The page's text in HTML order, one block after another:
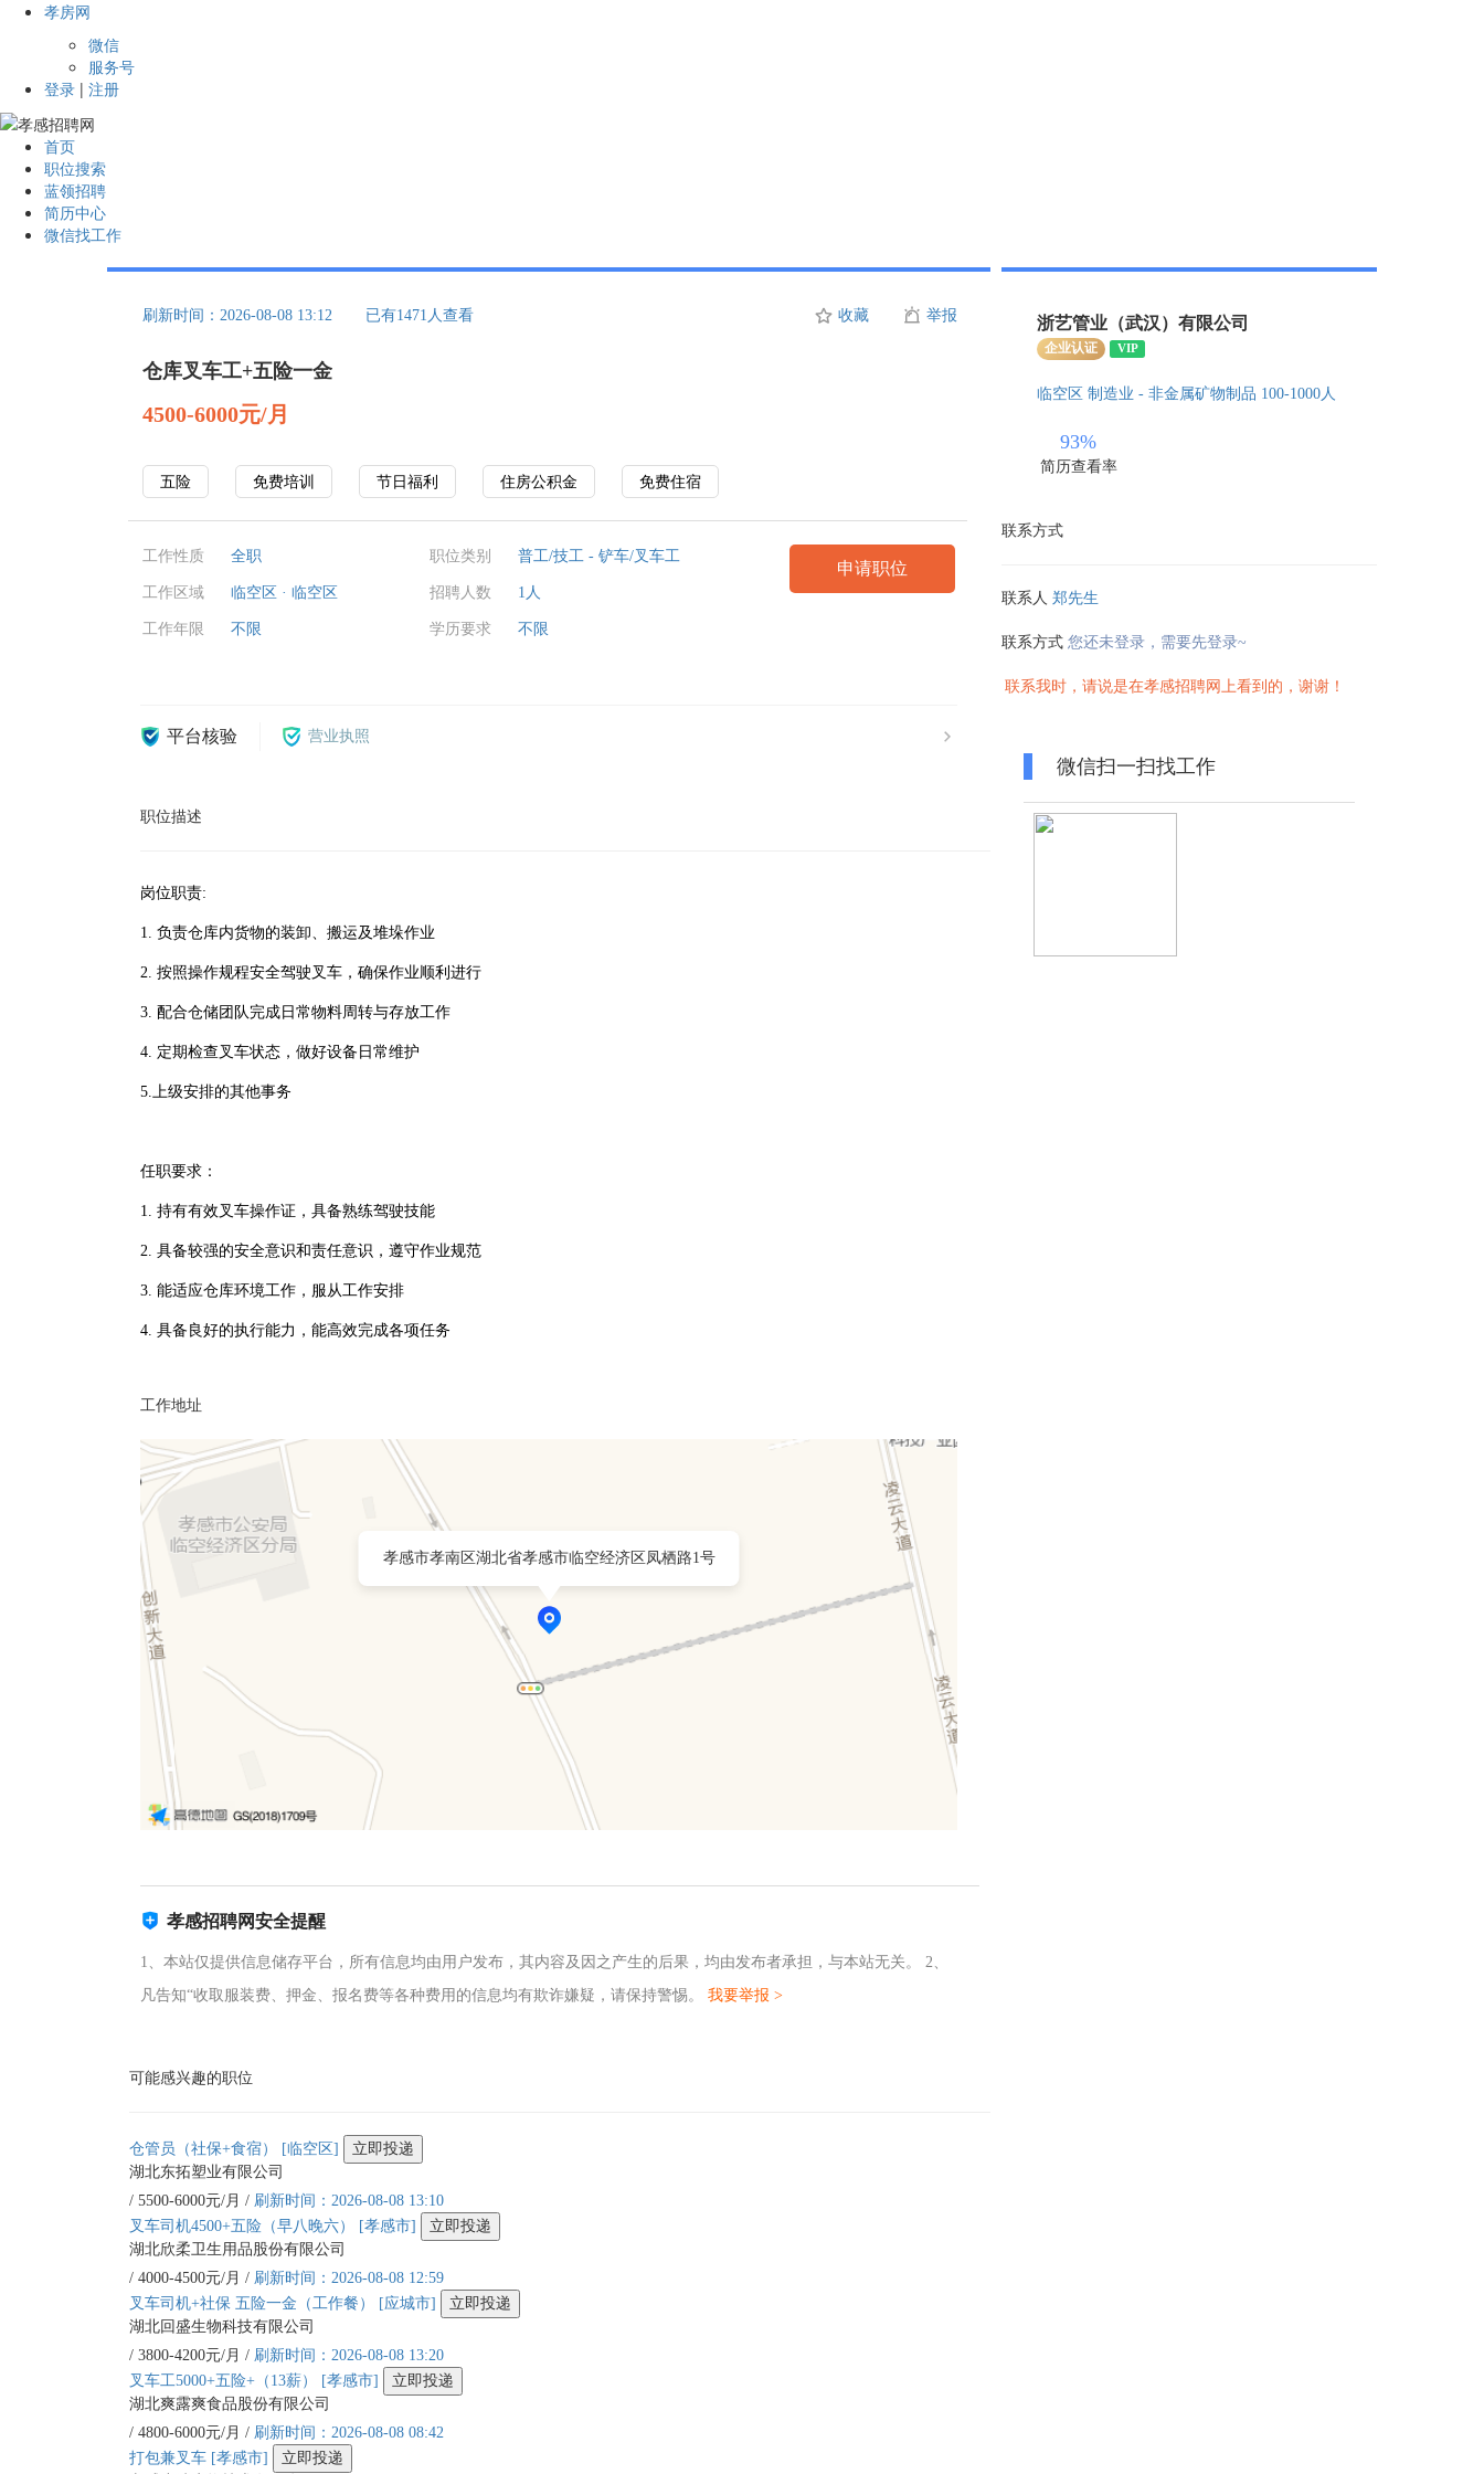
孝房网
微信
服务号
登录 | 注册
首页
职位搜索
蓝领招聘
简历中心
微信找工作
刷新时间：2026-08-08 13:12 已有1471人查看 收藏 举报
仓库叉车工+五险一金
4500-6000元/月
五险 免费培训 节日福利 住房公积金 免费住宿
工作性质 全职
工作区域 临空区 · 临空区
工作年限 不限
职位类别 普工/技工 - 铲车/叉车工
招聘人数 1人
学历要求 不限
申请职位
平台核验 营业执照
职位描述
岗位职责:
1. 负责仓库内货物的装卸、搬运及堆垛作业
2. 按照操作规程安全驾驶叉车，确保作业顺利进行
3. 配合仓储团队完成日常物料周转与存放工作
4. 定期检查叉车状态，做好设备日常维护
5.上级安排的其他事务
任职要求：
1. 持有有效叉车操作证，具备熟练驾驶技能
2. 具备较强的安全意识和责任意识，遵守作业规范
3. 能适应仓库环境工作，服从工作安排
4. 具备良好的执行能力，能高效完成各项任务
工作地址
孝感市孝南区湖北省孝感市临空经济区凤栖路1号
孝感招聘网安全提醒
1、本站仅提供信息储存平台，所有信息均由用户发布，其内容及因之产生的后果，均由发布者承担，与本站无关。 2、
凡告知“收取服装费、押金、报名费等各种费用的信息均有欺诈嫌疑，请保持警惕。 我要举报 >
可能感兴趣的职位
仓管员（社保+食宿） [临空区]
立即投递
湖北东拓塑业有限公司
/ 5500-6000元/月 / 刷新时间：2026-08-08 13:10
叉车司机4500+五险（早八晚六）
[孝感市]
立即投递
湖北欣柔卫生用品股份有限公司
/ 4000-4500元/月 / 刷新时间：2026-08-08 12:59
叉车司机+社保 五险一金（工作餐）
[应城市]
立即投递
湖北回盛生物科技有限公司
/ 3800-4200元/月 / 刷新时间：2026-08-08 13:20
叉车工5000+五险+（13薪）
[孝感市]
立即投递
湖北爽露爽食品股份有限公司
/ 4800-6000元/月 / 刷新时间：2026-08-08 08:42
打包兼叉车 [孝感市]
立即投递
浙艺管业（武汉）有限公司
企业认证 VIP
临空区 制造业 - 非金属矿物制品 100-1000人
93%
简历查看率
联系方式
联系人 郑先生
联系方式 您还未登录，需要先登录~
联系我时，请说是在孝感招聘网上看到的，谢谢！
微信扫一扫找工作